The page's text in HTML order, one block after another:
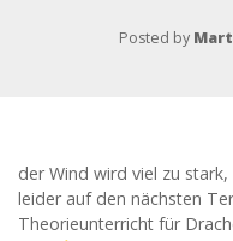
Posted by
der Wind wird viel zu
leider auf den nächsten
Theorieunterricht für